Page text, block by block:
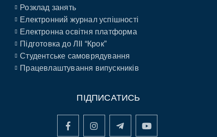
Розклад занять
Електронний журнал успішності
Електронна освітня платформа
Підготовка до ЛІІ “Крок”
Студентське самоврядування
Працевлаштування випускників
ПІДПИСАТИСЬ